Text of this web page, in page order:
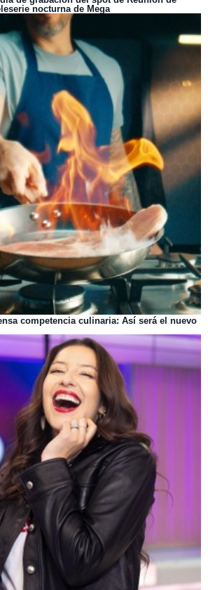
nocturna de Mega
competencia culinaria: Así será el nuevo